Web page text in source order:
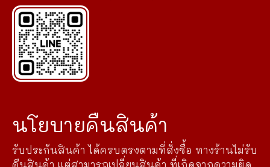
นโยบายคืนสินค้า
รับประกันสินค้า ได้ครบตรงตามที่สั่งซื้อ ทางร้านไม่รับ